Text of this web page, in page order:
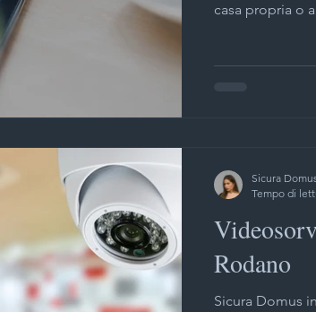
casa propria o
Rodano
Sicura Domus
Sicura
Tempo di